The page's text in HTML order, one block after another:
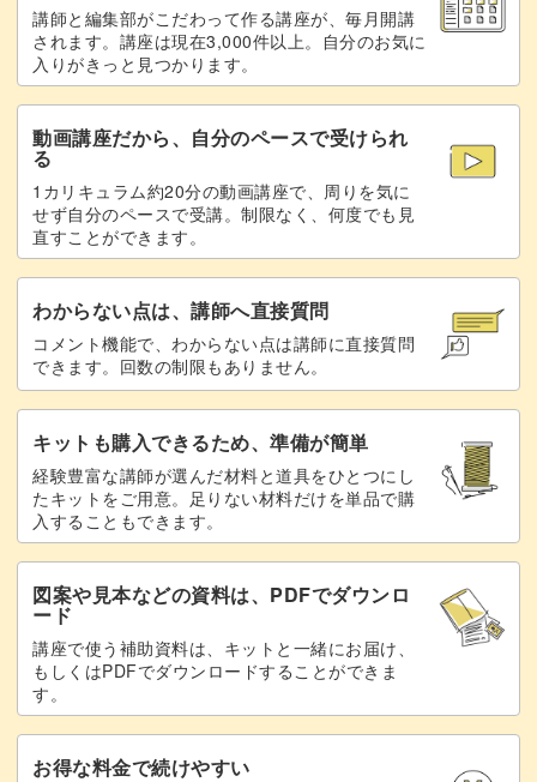
使用するクリスタルについて 23:12
クリスタルをのせる 23:52
隙間をパーツで埋める 28:47
ミクスチュアで強度を出す
トップジェルでコーティングする
未硬化ジェルを拭き取る
完成 42:31
講師と編集部がこだわって作る講座が、毎月開講
されます。講座は現在3,000件以上。自分のお気に
入りがきっと見つかります。
動画講座だから、自分のペースで受けられ
る
1カリキュラム約20分の動画講座で、周りを気に
せず自分のペースで受講。制限なく、何度でも見
直すことができます。
わからない点は、講師へ直接質問
コメント機能で、わからない点は講師に直接質問
できます。回数の制限もありません。
キットも購入できるため、準備が簡単
経験豊富な講師が選んだ材料と道具をひとつにし
たキットをご用意。足りない材料だけを単品で購
入することもできます。
図案や見本などの資料は、PDFでダウンロ
ード
講座で使う補助資料は、キットと一緒にお届け、
もしくはPDFでダウンロードすることができま
す。
お得な料金で続けやすい